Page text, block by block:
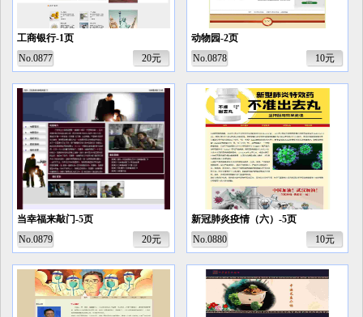
工商银行-1页
No.0877
20元
动物园-2页
No.0878
10元
当幸福来敲门-5页
No.0879
20元
新冠肺炎疫情（六）-5页
No.0880
10元